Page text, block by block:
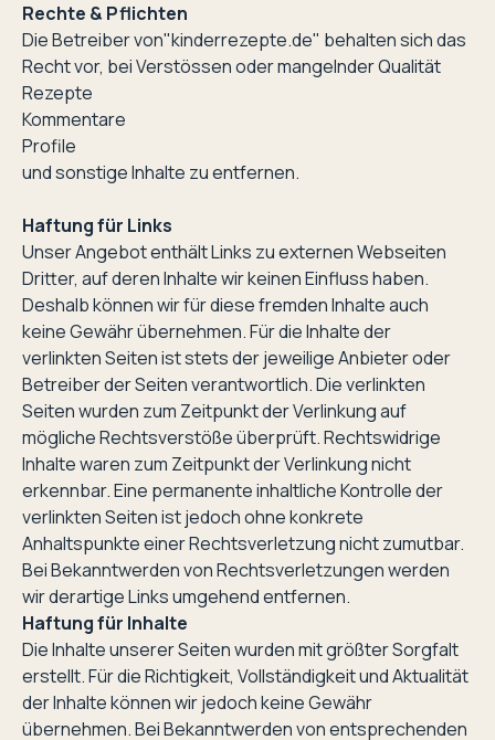
Rechte & Pflichten
Die Betreiber von"kinderrezepte.de" behalten sich das
Recht vor, bei Verstössen oder mangelnder Qualität
Rezepte
Kommentare
Profile
und sonstige Inhalte zu entfernen.
Haftung für Links
Unser Angebot enthält Links zu externen Webseiten
Dritter, auf deren Inhalte wir keinen Einfluss haben.
Deshalb können wir für diese fremden Inhalte auch
keine Gewähr übernehmen. Für die Inhalte der
verlinkten Seiten ist stets der jeweilige Anbieter oder
Betreiber der Seiten verantwortlich. Die verlinkten
Seiten wurden zum Zeitpunkt der Verlinkung auf
mögliche Rechtsverstöße überprüft. Rechtswidrige
Inhalte waren zum Zeitpunkt der Verlinkung nicht
erkennbar. Eine permanente inhaltliche Kontrolle der
verlinkten Seiten ist jedoch ohne konkrete
Anhaltspunkte einer Rechtsverletzung nicht zumutbar.
Bei Bekanntwerden von Rechtsverletzungen werden
wir derartige Links umgehend entfernen.
Haftung für Inhalte
Die Inhalte unserer Seiten wurden mit größter Sorgfalt
erstellt. Für die Richtigkeit, Vollständigkeit und Aktualität
der Inhalte können wir jedoch keine Gewähr
übernehmen. Bei Bekanntwerden von entsprechenden